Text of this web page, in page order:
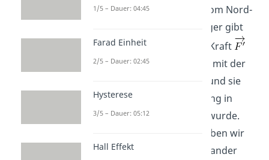
Zeigefinger zeigt wieder vom Nord-
zum Südpol. Der Mittelfinger gibt
dir dann die Richtung der Kraft
an. Diese Richtung stimmt mit der
überein und sie
wirkt entgegen der Richtung in
welche der Leiter bewegt wurde.
Zur Veranschaulichung haben wir
diese Überlegung nacheinander
1/5 – Dauer: 04:45
Farad Einheit
2/5 – Dauer: 02:45
Hysterese
3/5 – Dauer: 05:12
Hall Effekt